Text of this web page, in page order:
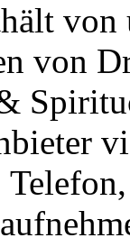
von